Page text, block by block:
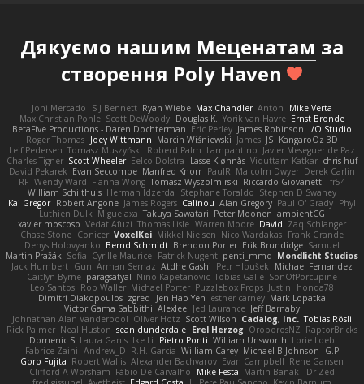
Дякуємо нашим Меценатам за
створення Poly Haven
Joni Mercado S J Bennett Ryan Wiebe Max Chandler Anton
Mike Verta
Max Christian Pohle Scott DeWoody Douglas K. Yorik van Havre Ernst Bronde
BetaFive Productions - Daren Dochterman Eric Perley James Robinson I/O Studio
Roger Thomas Joey Wittmann Marcin Wiśniewski James JS KangaroOz 3D
Leif Pedersen Tomasz Muszyński Roberd Palm Lampantino Javier Meseguer de Paz
Charles Tigner Scott Wheeler Eelco Dolstra Lasse Kjønnås Viduttam Katkar chris huf
David Pekarek Evan Seccombe Manfred Knorr PaulR Malcolm Dwyer Derek Carlin
RF Wendy Ward Fianna Wong Tomasz Wyszolmirski Riccardo Giovanetti fr54
William Schilthuis Herman Idzerda Stephane Toraldo Stephen D Swaney
Kai Gregor Robert Angone James Rogers Calinou Alan Gregory Paul O' Grady Phyl
Luthien Dulk Miguelaxa Takuya Sawatari Peter Moonen ambientCG
xavier moscoso Vedat Afuzi Thomas Lisle Warren Moore David Zaq Schlanger
Chase Stone Conicer VoxelKei Mikkel Nielsen Nico Wardakas Frank Grande
Denys Holovyanko Bernd Schmidt Brendon Porter Erik Brundidge Samuel
Martin Pražák Sofia Cyrille Maurice Patrick Nugent penti_mmd Mondlicht Studios
Jack Humbert Gun Arman Sernaz Atdhe Gashi Petr Hloušek
Michael Fernandez
Caitlyn Byrne paragsatyal Nino Kapetanovic Tobias Gallé SonOfPorcupine
Leo Santos Rob Waller Michael Porter Puzzlebox Props Justin
honda78
Dimitri Diakopoulos zgred Jen Hao Yeh esther carney Mark Lopatka
Victor Gama Sabbithi Alexlee Jed Laurance Jeff Barnaby
Johnathan Alan Vanderpool Oliver Hotz Scott Wilson Cadalog, Inc. Tobias Rösli
Rick Palmer Neal Huston sean dunderdale Erel Herzog OroborosNZ RaptorBricks
Domenic S Laura Ganis Ike Li Pietro Ponti William Unsworth Lorie Loeb
Fabrice Zaini Andrew_D R.H. García William Carey Michael B Johnson
G.P
Goro Fujita Robert Wallis Alexander Bachvarov Evan Campbell Rene Gansen
Clifford A Worsham Fábio De Carvalho Mike Festa Martin Banak - Dr Zed